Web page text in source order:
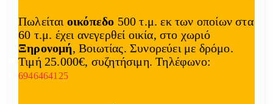
Πωλείται οικόπεδο 500 τ.μ. εκ των οποίων στα
60 τ.μ. έχει ανεγερθεί οικία, στο χωριό
Ξηρονομή, Βοιωτίας. Συνορεύει με δρόμο.
Τιμή 25.000€, συζητήσιμη. Τηλέφωνο:
6946464125